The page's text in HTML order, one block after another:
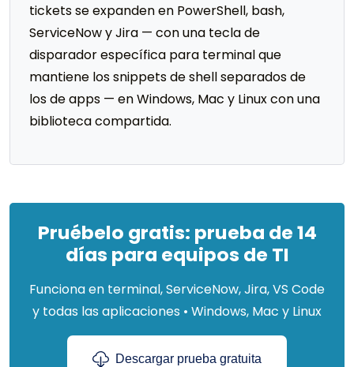
tickets se expanden en PowerShell, bash,
ServiceNow y Jira — con una tecla de
disparador específica para terminal que
mantiene los snippets de shell separados de
los de apps — en Windows, Mac y Linux con una
biblioteca compartida.
Pruébelo gratis: prueba de 14
días para equipos de TI
Funciona en terminal, ServiceNow, Jira, VS Code
y todas las aplicaciones • Windows, Mac y Linux
Descargar prueba gratuita